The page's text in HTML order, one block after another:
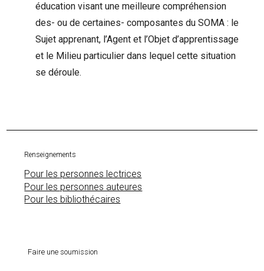
éducation visant une meilleure compréhension
des- ou de certaines- composantes du SOMA : le
Sujet apprenant, l’Agent et l’Objet d’apprentissage
et le Milieu particulier dans lequel cette situation
se déroule.
Renseignements
Pour les personnes lectrices
Pour les personnes auteures
Pour les bibliothécaires
Faire une soumission